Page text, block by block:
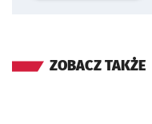
ZOBACZ TAKŻE